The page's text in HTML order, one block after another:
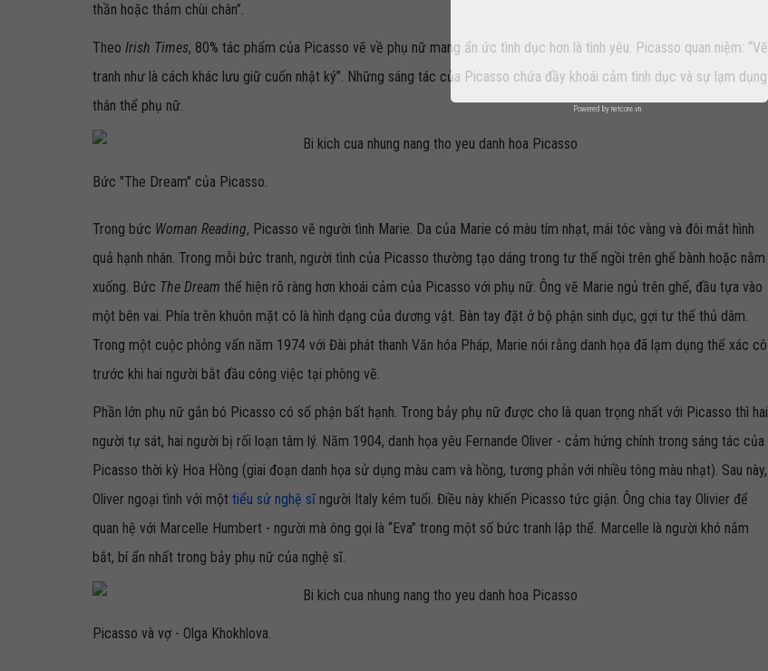
thần hoặc thảm chùi chân”.
Theo Irish Times, 80% tác phẩm của Picasso vẽ về phụ nữ mang ẩn ức tình dục hơn là tình yêu. Picasso quan niệm: “Vẽ
tranh như là cách khác lưu giữ cuốn nhật ký”. Những sáng tác của Picasso chứa đầy khoái cảm tình dục và sự lạm dụng
thân thể phụ nữ.
Bức "The Dream" của Picasso.
Trong bức Woman Reading, Picasso vẽ người tình Marie. Da của Marie có màu tím nhạt, mái tóc vàng và đôi mắt hình
quả hạnh nhân. Trong mỗi bức tranh, người tình của Picasso thường tạo dáng trong tư thế ngồi trên ghế bành hoặc nằm
xuống. Bức The Dream thể hiện rõ ràng hơn khoái cảm của Picasso với phụ nữ. Ông vẽ Marie ngủ trên ghế, đầu tựa vào
một bên vai. Phía trên khuôn mặt cô là hình dạng của dương vật. Bàn tay đặt ở bộ phận sinh dục, gợi tư thế thủ dâm.
Trong một cuộc phỏng vấn năm 1974 với Đài phát thanh Văn hóa Pháp, Marie nói rằng danh họa đã lạm dụng thể xác cô
trước khi hai người bắt đầu công việc tại phòng vẽ.
Phần lớn phụ nữ gắn bó Picasso có số phận bất hạnh. Trong bảy phụ nữ được cho là quan trọng nhất với Picasso thì hai
người tự sát, hai người bị rối loạn tâm lý. Năm 1904, danh họa yêu Fernande Oliver - cảm hứng chính trong sáng tác của
Picasso thời kỳ Hoa Hồng (giai đoạn danh họa sử dụng màu cam và hồng, tương phản với nhiều tông màu nhạt). Sau này,
Oliver ngoại tình với một tiểu sử nghệ sĩ người Italy kém tuổi. Điều này khiến Picasso tức giận. Ông chia tay Olivier để
quan hệ với Marcelle Humbert - người mà ông gọi là “Eva” trong một số bức tranh lập thể. Marcelle là người khó nắm
bắt, bí ẩn nhất trong bảy phụ nữ của nghệ sĩ.
Picasso và vợ - Olga Khokhlova.
Powered by netcore.vn